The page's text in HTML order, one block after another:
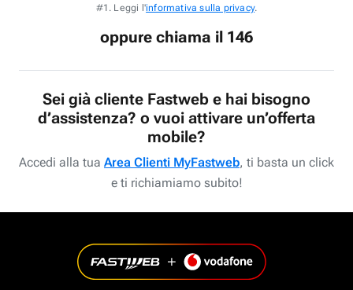
#1. Leggi l'informativa sulla privacy.
oppure chiama il 146
Sei già cliente Fastweb e hai bisogno
d’assistenza? o vuoi attivare un’offerta
mobile?
Accedi alla tua Area Clienti MyFastweb, ti basta un click
e ti richiamiamo subito!